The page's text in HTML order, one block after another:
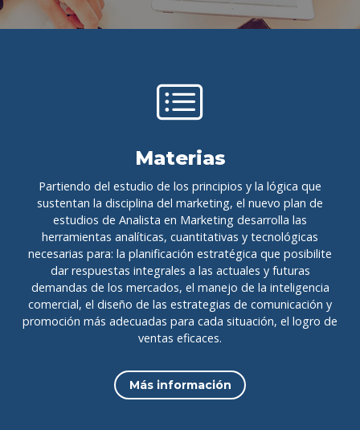
Materias
Partiendo del estudio de los principios y la lógica que
sustentan la disciplina del marketing, el nuevo plan de
estudios de Analista en Marketing desarrolla las
herramientas analíticas, cuantitativas y tecnológicas
necesarias para: la planificación estratégica que posibilite
dar respuestas integrales a las actuales y futuras
demandas de los mercados, el manejo de la inteligencia
comercial, el diseño de las estrategias de comunicación y
promoción más adecuadas para cada situación, el logro de
ventas eficaces.
Más información